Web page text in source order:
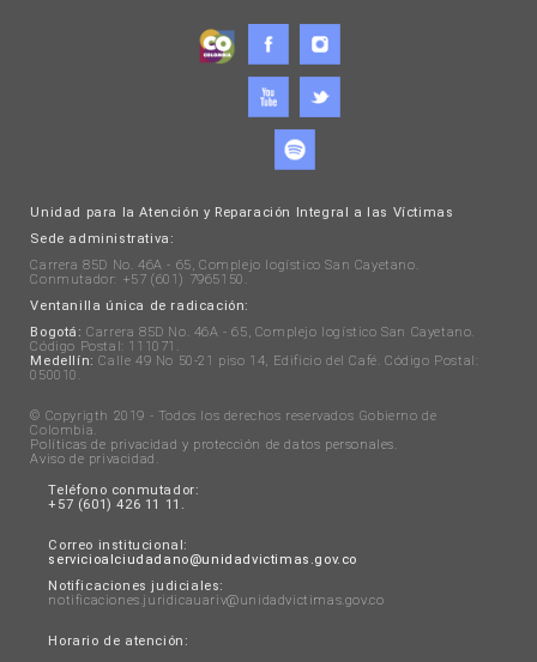
Unidad para la Atención y Reparación Integral a las Víctimas
Sede administrativa:
Carrera 85D No. 46A - 65, Complejo logístico San Cayetano.
Conmutador: +57 (601) 7965150.
Ventanilla única de radicación:
Bogotá: Carrera 85D No. 46A - 65, Complejo logístico San Cayetano.
Código Postal: 111071.
Medellín: Calle 49 No 50-21 piso 14, Edificio del Café. Código Postal:
050010.
© Copyrigth 2019 - Todos los derechos reservados Gobierno de
Colombia.
Políticas de privacidad y protección de datos personales.
Aviso de privacidad .
Teléfono conmutador:
+57 (601) 426 11 11.
Correo institucional:
servicioalciudadano@unidadvictimas.gov.co
Notificaciones judiciales:
notificaciones.juridicauariv@unidadvictimas.gov.co
Horario de atención: